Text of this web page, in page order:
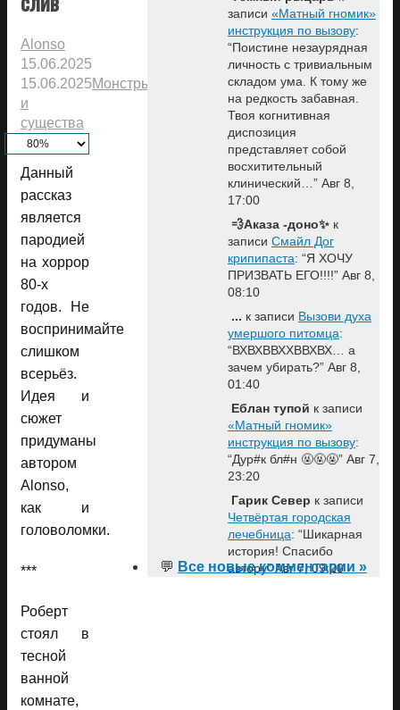
Alonso
15.06.2025
15.06.2025Монстры
и
существа
Данный
рассказ
является
пародией
на хоррор
80-х
годов. Не
воспринимайте
слишком
всерьёз.
Идея и
сюжет
придуманы
автором
Alonso,
как и
головоломки.
***
Роберт
стоял в
тесной
ванной
комнате,
записи «Матный гномик»
инструкция по вызову:
“Поистине незаурядная
личность с тривиальным
складом ума. К тому же
на редкость забавная.
Твоя когнитивная
диспозиция
представляет собой
восхитительный
клинический… ” Авг 8,
17:00
💨Аказа -доно✨ к
записи Смайл Дог
крипипаста: “Я ХОЧУ
ПРИЗВАТЬ ЕГО!!!!” Авг 8,
08:10
... к записи Вызови духа
умершого питомца:
“ВХВХВВХХВВХВХ… а
зачем убирать?” Авг 8,
01:40
Еблан тупой к записи
«Матный гномик»
инструкция по вызову:
“Дур#к бл#н 🤬🤬🤬” Авг 7,
23:20
Гарик Север к записи
Четвёртая городская
лечебница: “Шикарная
история! Спасибо
автору”Авг 7, 09:20
💬 Все новые комментарии »